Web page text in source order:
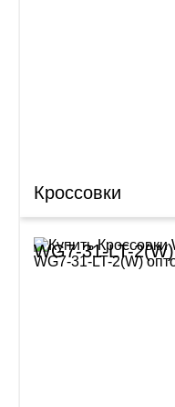
Кроссовки
WG7-31-LT-2(W)